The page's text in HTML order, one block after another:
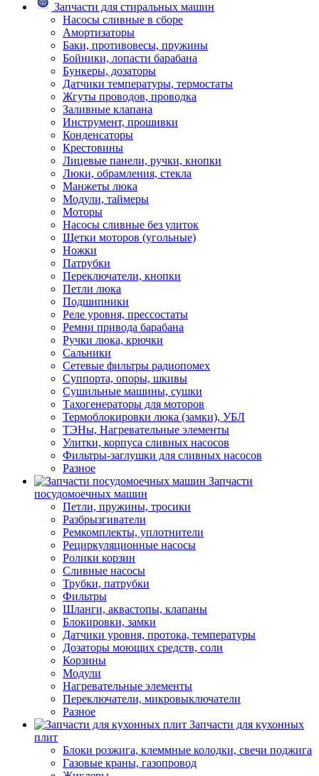
Запчасти для стиральных машин
Насосы сливные в сборе
Амортизаторы
Баки, противовесы, пружины
Бойники, лопасти барабана
Бункеры, дозаторы
Датчики температуры, термостаты
Жгуты проводов, проводка
Заливные клапана
Инструмент, прошивки
Конденсаторы
Крестовины
Лицевые панели, ручки, кнопки
Люки, обрамления, стекла
Манжеты люка
Модули, таймеры
Моторы
Насосы сливные без улиток
Щетки моторов (угольные)
Ножки
Патрубки
Переключатели, кнопки
Петли люка
Подшипники
Реле уровня, прессостаты
Ремни привода барабана
Ручки люка, крючки
Сальники
Сетевые фильтры радиопомех
Суппорта, опоры, шкивы
Сушильные машины, сушки
Тахогенераторы для моторов
Термоблокировки люка (замки), УБЛ
ТЭНы, Нагревательные элементы
Улитки, корпуса сливных насосов
Фильтры-заглушки для сливных насосов
Разное
Запчасти
посудомоечных машин
Петли, пружины, тросики
Разбрызгиватели
Ремкомплекты, уплотнители
Рециркуляционные насосы
Ролики корзин
Сливные насосы
Трубки, патрубки
Фильтры
Шланги, аквастопы, клапаны
Блокировки, замки
Датчики уровня, протока, температуры
Дозаторы моющих средств, соли
Корзины
Модули
Нагревательные элементы
Переключатели, микровыключатели
Разное
Запчасти для кухонных
плит
Блоки розжига, клеммные колодки, свечи поджига
Газовые краны, газопровод